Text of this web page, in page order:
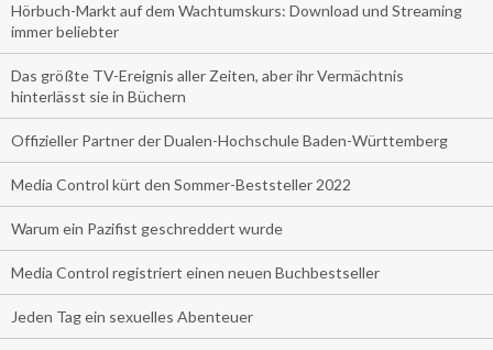
Hörbuch-Markt auf dem Wachtumskurs: Download und Streaming
immer beliebter
Das größte TV-Ereignis aller Zeiten, aber ihr Vermächtnis
hinterlässt sie in Büchern
Offizieller Partner der Dualen-Hochschule Baden-Württemberg
Media Control kürt den Sommer-Beststeller 2022
Warum ein Pazifist geschreddert wurde
Media Control registriert einen neuen Buchbestseller
Jeden Tag ein sexuelles Abenteuer